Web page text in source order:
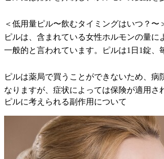
＜低用量ピル〜飲むタイミングはいつ？〜
ピルは、含まれている女性ホルモンの量
一般的と言われています。ピルは1日1錠
ピルは薬局で買うことができないため、
なりますが、症状によっては保険が適用さ
ピルに考えられる副作用について